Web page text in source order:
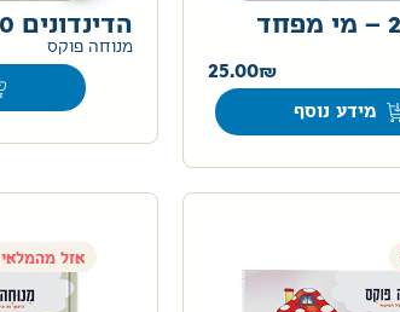
הדינדונים 22 – מי מפחד
25.00
מידע נוסף
הדינדונים 20 – די לריב
מנוחה פוקס
אזל מהמלאי